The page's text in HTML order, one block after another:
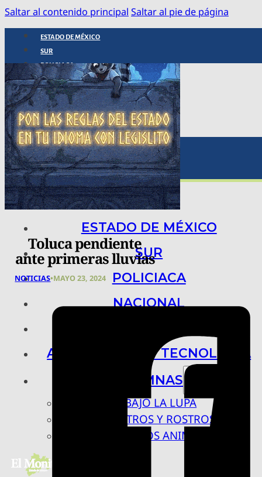
Saltar al contenido principal Saltar al pie de página
ESTADO DE MÉXICO
SUR
POLICIACA
NACIONAL
INTERNACIONAL
ARTE, CIENCIA Y TECNOLOGÍA
COLUMNAS
BAJO LA LUPA
RASTROS Y ROSTROS
VÍNCULOS ANIMALES
ESTADO DE MÉXICO
SUR
POLICIACA
NACIONAL
ARTE, CIENCIA Y TECNOLOGÍA
COLUMNAS
BAJO LA LUPA
RASTROS Y ROSTROS
VÍNCULOS ANIMALES
Toluca pendiente
ante primeras lluvias
NOTICIAS•MAYO 23, 2024